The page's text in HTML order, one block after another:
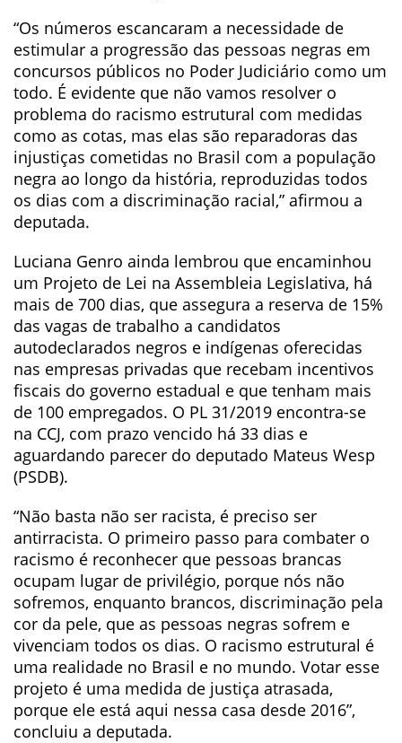
“Os números escancaram a necessidade de
estimular a progressão das pessoas negras em
concursos públicos no Poder Judiciário como um
todo. É evidente que não vamos resolver o
problema do racismo estrutural com medidas
como as cotas, mas elas são reparadoras das
injustiças cometidas no Brasil com a população
negra ao longo da história, reproduzidas todos
os dias com a discriminação racial,” afirmou a
deputada.
Luciana Genro ainda lembrou que encaminhou
um Projeto de Lei na Assembleia Legislativa, há
mais de 700 dias, que assegura a reserva de 15%
das vagas de trabalho a candidatos
autodeclarados negros e indígenas oferecidas
nas empresas privadas que recebam incentivos
fiscais do governo estadual e que tenham mais
de 100 empregados. O PL 31/2019 encontra-se
na CCJ, com prazo vencido há 33 dias e
aguardando parecer do deputado Mateus Wesp
(PSDB).
“Não basta não ser racista, é preciso ser
antirracista. O primeiro passo para combater o
racismo é reconhecer que pessoas brancas
ocupam lugar de privilégio, porque nós não
sofremos, enquanto brancos, discriminação pela
cor da pele, que as pessoas negras sofrem e
vivenciam todos os dias. O racismo estrutural é
uma realidade no Brasil e no mundo. Votar esse
projeto é uma medida de justiça atrasada,
porque ele está aqui nessa casa desde 2016”,
concluiu a deputada.